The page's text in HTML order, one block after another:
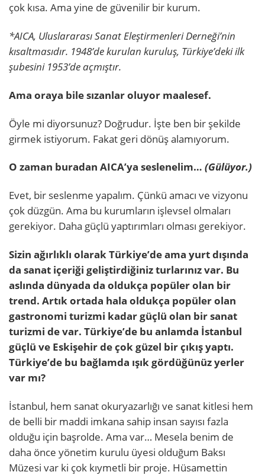
çok kısa. Ama yine de güvenilir bir kurum.
*AICA, Uluslararası Sanat Eleştirmenleri Derneği’nin
kısaltmasıdır. 1948’de kurulan kuruluş, Türkiye’deki ilk
şubesini 1953’de açmıştır.
Ama oraya bile sızanlar oluyor maalesef.
Öyle mi diyorsunuz? Doğrudur. İşte ben bir şekilde
girmek istiyorum. Fakat geri dönüş alamıyorum.
O zaman buradan AICA’ya seslenelim… (Gülüyor.)
Evet, bir seslenme yapalım. Çünkü amacı ve vizyonu
çok düzgün. Ama bu kurumların işlevsel olmaları
gerekiyor. Daha güçlü yaptırımları olması gerekiyor.
Sizin ağırlıklı olarak Türkiye’de ama yurt dışında
da sanat içeriği geliştirdiğiniz turlarınız var. Bu
aslında dünyada da oldukça popüler olan bir
trend. Artık ortada hala oldukça popüler olan
gastronomi turizmi kadar güçlü olan bir sanat
turizmi de var. Türkiye’de bu anlamda İstanbul
güçlü ve Eskişehir de çok güzel bir çıkış yaptı.
Türkiye’de bu bağlamda ışık gördüğünüz yerler
var mı?
İstanbul, hem sanat okuryazarlığı ve sanat kitlesi hem
de belli bir maddi imkana sahip insan sayısı fazla
olduğu için başrolde. Ama var… Mesela benim de
daha önce yönetim kurulu üyesi olduğum Baksı
Müzesi var ki çok kıymetli bir proje. Hüsamettin